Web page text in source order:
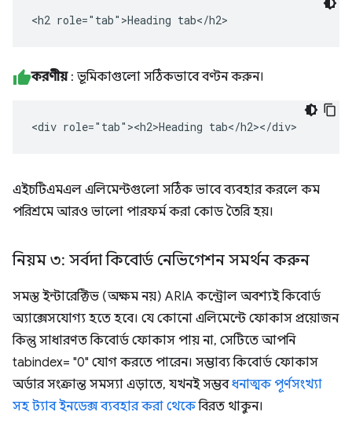
<h2 role="tab">Heading tab</h2>
করণীয়: ভূমিকাগুলো সঠিকভাবে বণ্টন করুন।
<div role="tab"><h2>Heading tab</h2></div>
এইচটিএমএল এলিমেন্টগুলো সঠিক ভাবে ব্যবহার করলে কম
পরিশ্রমে আরও ভালো পারফর্ম করা কোড তৈরি হয়।
নিয়ম ৩: সর্বদা কিবোর্ড নেভিগেশন সমর্থন করুন
সমস্ত ইন্টারেক্টিভ (অক্ষম নয়) ARIA কন্ট্রোল অবশ্যই কিবোর্ড
অ্যাক্সেসযোগ্য হতে হবে। যে কোনো এলিমেন্টে ফোকাস প্রয়োজন
কিন্তু সাধারণত কিবোর্ড ফোকাস পায় না, সেটিতে আপনি
tabindex= "0" যোগ করতে পারেন। সম্ভাব্য কিবোর্ড ফোকাস
অর্ডার সংক্রান্ত সমস্যা এড়াতে, যখনই সম্ভবধনাত্মক পূর্ণসংখ্যা
সহ ট্যাব ইনডেক্স ব্যবহার করা থেকেবিরত থাকুন।